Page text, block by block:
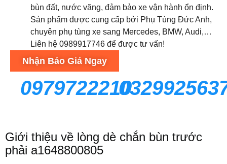
bùn đất, nước văng, đảm bảo xe vận hành ổn định.
Sản phẩm được cung cấp bởi Phụ Tùng Đức Anh,
chuyên phụ tùng xe sang Mercedes, BMW, Audi,…
Liên hệ 0989917746 để được tư vấn!
Nhận Báo Giá Ngay
0979722210
Giới thiệu về lòng dè chắn bùn trước
phải a1648800805